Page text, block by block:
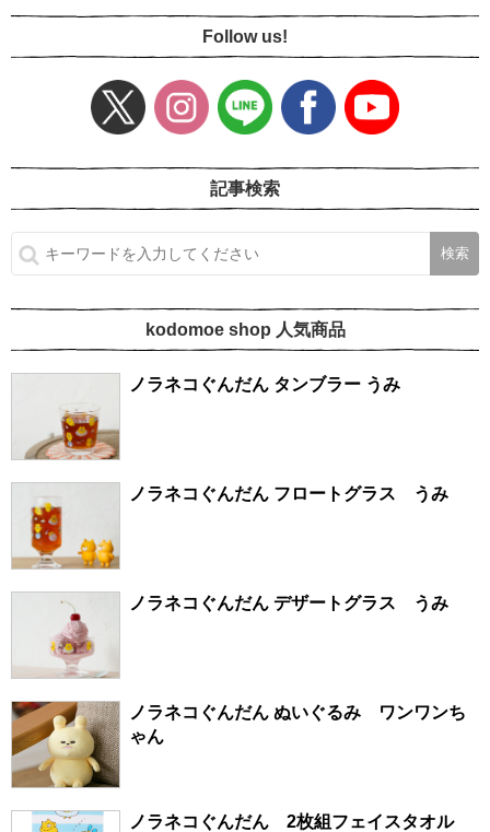
Follow us!
記事検索
kodomoe shop 人気商品
ノラネコぐんだん タンブラー うみ
ノラネコぐんだん フロートグラス うみ
ノラネコぐんだん デザートグラス うみ
ノラネコぐんだん ぬいぐるみ ワンワンち
ゃん
ノラネコぐんだん 2枚組フェイスタオル